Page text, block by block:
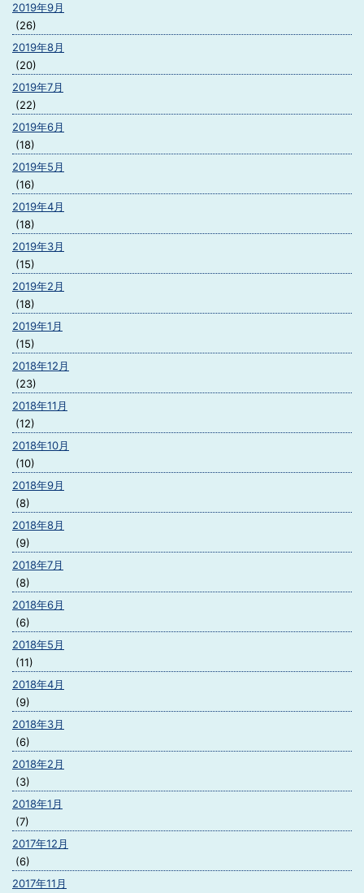
2019年9月
(26)
2019年8月
(20)
2019年7月
(22)
2019年6月
(18)
2019年5月
(16)
2019年4月
(18)
2019年3月
(15)
2019年2月
(18)
2019年1月
(15)
2018年12月
(23)
2018年11月
(12)
2018年10月
(10)
2018年9月
(8)
2018年8月
(9)
2018年7月
(8)
2018年6月
(6)
2018年5月
(11)
2018年4月
(9)
2018年3月
(6)
2018年2月
(3)
2018年1月
(7)
2017年12月
(6)
2017年11月